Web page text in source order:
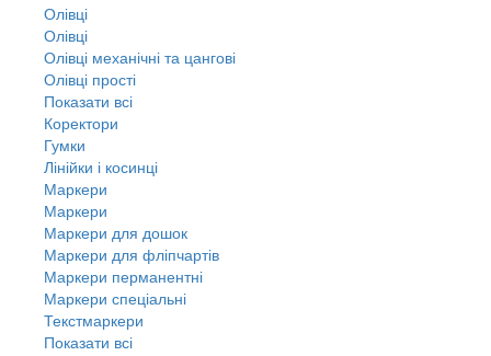
Олівці
Олівці
Олівці механічні та цангові
Олівці прості
Показати всі
Коректори
Гумки
Лінійки і косинці
Маркери
Маркери
Маркери для дошок
Маркери для фліпчартів
Маркери перманентні
Маркери спеціальні
Текстмаркери
Показати всі